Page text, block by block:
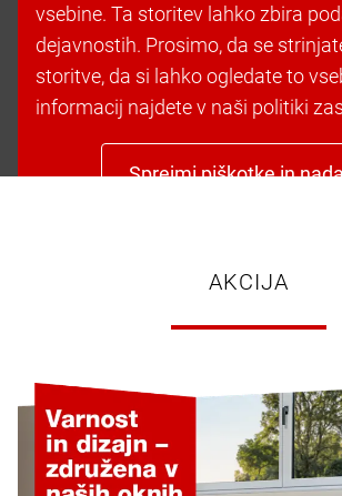
vsebine. Ta storitev lahko zbira
dejavnostih. Prosimo, da se
storitve, da si lahko ogledate to
informacij najdete v naši politiki
Sprejmi piškotke in
AKCIJA